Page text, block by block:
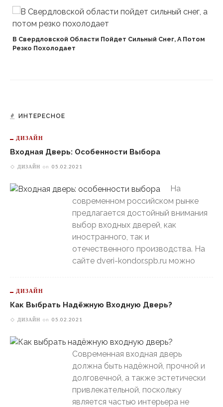
В Свердловской Области Пойдет Сильный Снег, А Потом
Резко Похолодает
ИНТЕРЕСНОЕ
ДИЗАЙН
Входная Дверь: Особенности Выбора
ДИЗАЙН on 05.02.2021
На
современном российском рынке
предлагается достойный внимания
выбор входных дверей, как
иностранного, так и
отечественного производства. На
сайте dveri-kondor.spb.ru можно
ДИЗАЙН
Как Выбрать Надёжную Входную Дверь?
ДИЗАЙН on 05.02.2021
Современная входная дверь
должна быть надёжной, прочной и
долговечной, а также эстетически
привлекательной, поскольку
является частью интерьера не